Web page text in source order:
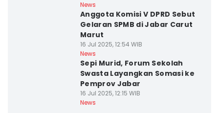
News
Anggota Komisi V DPRD Sebut
Gelaran SPMB di Jabar Carut
Marut
16 Jul 2025, 12:54 WIB
News
Sepi Murid, Forum Sekolah
Swasta Layangkan Somasi ke
Pemprov Jabar
16 Jul 2025, 12:15 WIB
News